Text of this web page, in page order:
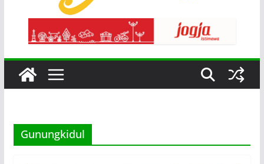
Gunungkidul